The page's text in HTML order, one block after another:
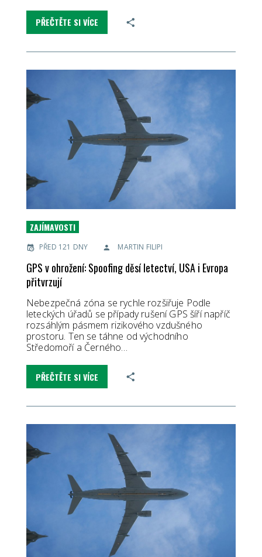
PŘEČTĚTE SI VÍCE
ZAJÍMAVOSTI
PŘED 121 DNY MARTIN FILIPI
GPS v ohrožení: Spoofing děsí letectví, USA i Evropa
přitvrzují
Nebezpečná zóna se rychle rozšiřuje Podle
leteckých úřadů se případy rušení GPS šíří napříč
rozsáhlým pásmem rizikového vzdušného
prostoru. Ten se táhne od východního
Středomoří a Černého…
PŘEČTĚTE SI VÍCE